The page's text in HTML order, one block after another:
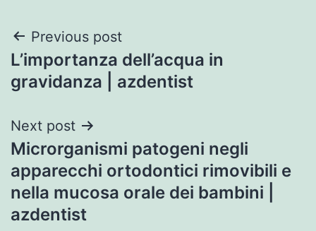
Post
navigation
Previous post
L’importanza dell’acqua in
gravidanza | azdentist
Next post
Microrganismi patogeni negli
apparecchi ortodontici rimovibili e
nella mucosa orale dei bambini |
azdentist